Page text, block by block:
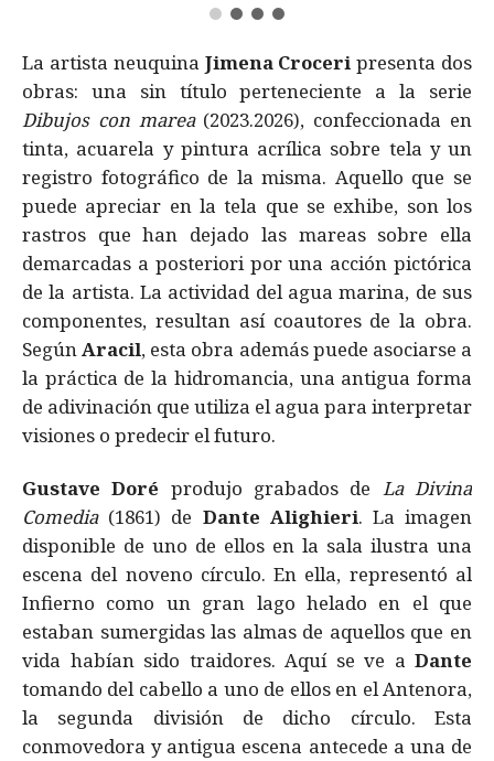
La artista neuquina Jimena Croceripresenta dos
obras: una sin título perteneciente a la serie
Dibujos con marea (2023.2026), confeccionada en
tinta, acuarela y pintura acrílica sobre tela y un
registro fotográfico de la misma. Aquello que se
puede apreciar en la tela que se exhibe, son los
rastros que han dejado las mareas sobre ella
demarcadas a posteriori por una acción pictórica
de la artista. La actividad del agua marina, de sus
componentes, resultan así coautores de la obra.
SegúnAracil, esta obra además puede asociarse a
la práctica de la hidromancia, una antigua forma
de adivinación que utiliza el agua para interpretar
visiones o predecir el futuro.
Gustave Doré produjo grabados de La Divina
Comedia (1861) de Dante Alighieri. La imagen
disponible de uno de ellos en la sala ilustra una
escena del noveno círculo. En ella, representó al
Infierno como un gran lago helado en el que
estaban sumergidas las almas de aquellos que en
vida habían sido traidores. Aquí se ve a Dante
tomando del cabello a uno de ellos en el Antenora,
la segunda división de dicho círculo. Esta
conmovedora y antigua escena antecede a una de